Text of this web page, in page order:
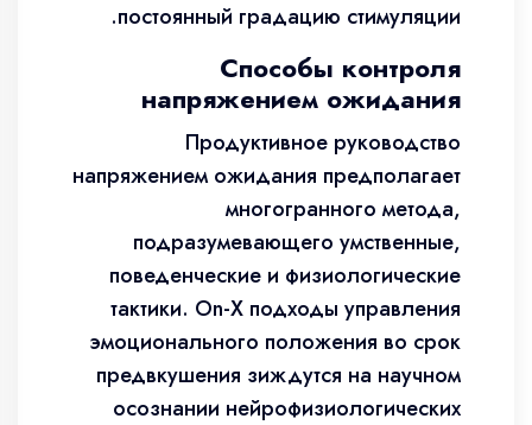
постоянный градацию стимуляции.
Способы контроля
напряжением ожидания
Продуктивное руководство
напряжением ожидания предполагает
многогранного метода,
подразумевающего умственные,
поведенческие и физиологические
тактики. On-X подходы управления
эмоционального положения во срок
предвкушения зиждутся на научном
осознании нейрофизиологических